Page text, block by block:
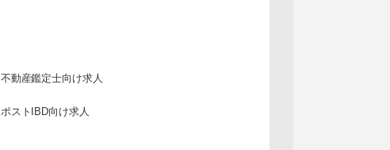
不動産鑑定士向け求人
ポストIBD向け求人